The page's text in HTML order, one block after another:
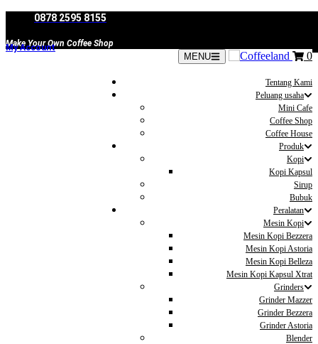
content
0878 2595 8155
Make Your Own Coffee Shop
My Account
MENU 0
Tentang Kami
Peluang usaha
Mini Cafe
Coffee Shop
Coffee House
Produk
Kopi
Kopi Kapsul
Sirup
Bubuk
Peralatan
Mesin Kopi
Mesin Kopi Bezzera
Mesin Kopi Astoria
Mesin Kopi Belleza
Mesin Kopi Kapsul Xtrat
Grinders
Grinder Mazzer
Grinder Bezzera
Grinder Astoria
Blender